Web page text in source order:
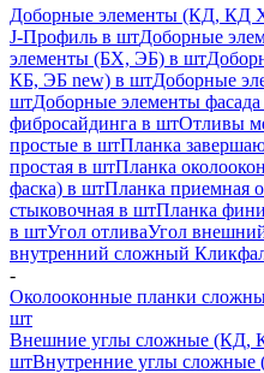
Доборные элементы (КД, КД
J-Профиль в штДоборные
элементы (БХ, ЭБ) в шт
КБ, ЭБ new) в штДоборные
штДоборные элементы
фибросайдинга в штОтливы
простые в штПланка
простая в штПланка
фаска) в штПланка приемная
стыковочная в штПланка
в штУгол отливаУгол
внутренний сложный
-
Околооконные планки
шт
Внешние углы сложные (КД,
штВнутренние углы